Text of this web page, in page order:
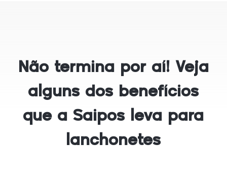
Não termina por aí! Veja
alguns dos benefícios
que a Saipos leva para
lanchonetes